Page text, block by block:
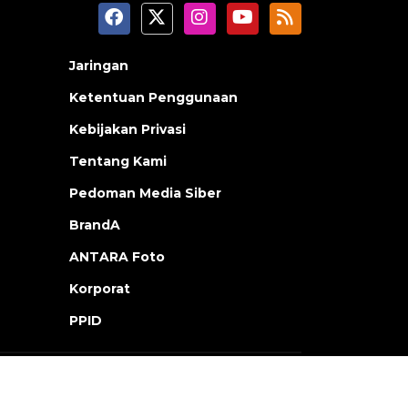
Jaringan
Ketentuan Penggunaan
Kebijakan Privasi
Tentang Kami
Pedoman Media Siber
BrandA
ANTARA Foto
Korporat
PPID